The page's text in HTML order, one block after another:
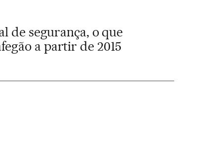
de segurança, o que
a partir de 2015